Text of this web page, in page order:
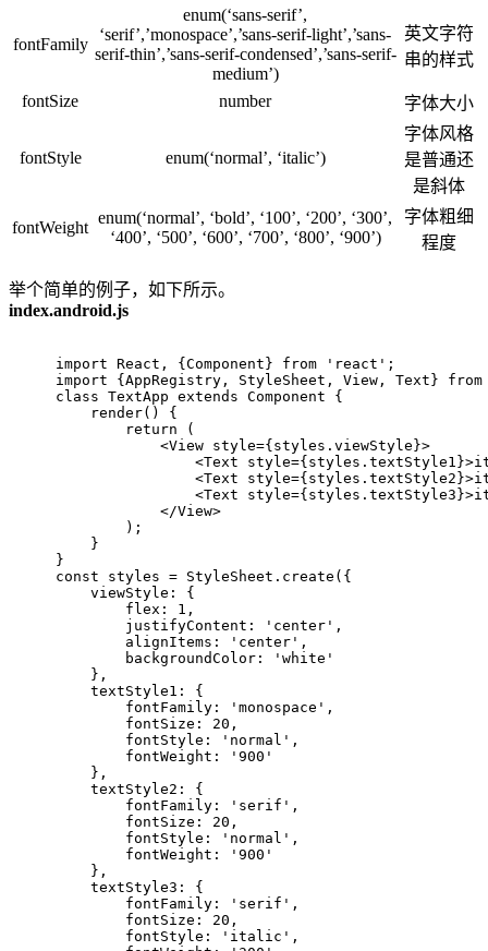
fontFamily
enum(‘sans-serif’,
‘serif’,’monospace’,’sans-serif-light’,’sans-
serif-thin’,’sans-serif-condensed’,’sans-serif-
medium’)
英文字符
串的样式
fontSize number 字体大小
fontStyle enum(‘normal’, ‘italic’)
字体风格
是普通还
是斜体
fontWeight
enum(‘normal’, ‘bold’, ‘100’, ‘200’, ‘300’,
‘400’, ‘500’, ‘600’, ‘700’, ‘800’, ‘900’)
字体粗细
程度
举个简单的例子，如下所示。
index.android.js
import React, {Component} from 'react' ;
import {AppRegistry, StyleSheet, View, Text} from
class TextApp extends Component
{
    render() {
return (
            <View style={styles.viewStyle}>
<Text
<Text
<Text
            </View>
        );
    }
}
const styles = StyleSheet.create({
    viewStyle: {
        flex:
1 ,
        justifyContent:
'center' ,
        alignItems:
'center' ,
        backgroundColor:
'white'
    },
    textStyle1: {
        fontFamily:
'monospace' ,
        fontSize:
20 ,
        fontStyle:
'normal' ,
        fontWeight:
'900'
    },
    textStyle2: {
        fontFamily:
'serif' ,
        fontSize:
20 ,
        fontStyle:
'normal' ,
        fontWeight:
'900'
    },
    textStyle3: {
        fontFamily:
'serif' ,
        fontSize:
20 ,
        fontStyle:
'italic' ,